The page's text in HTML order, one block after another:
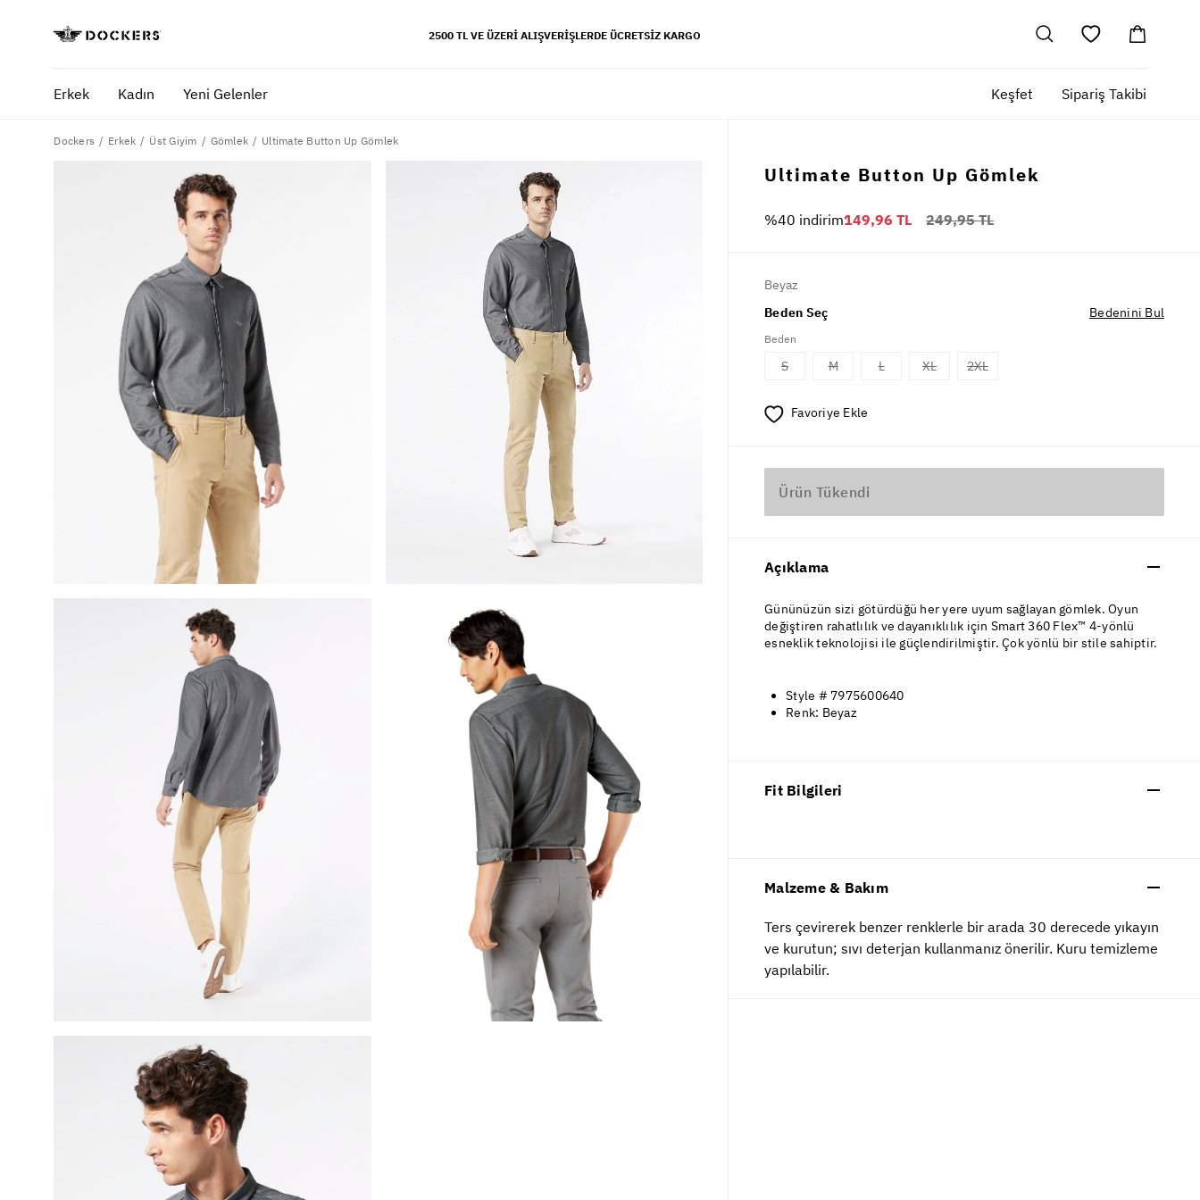
2500 TL VE ÜZERI ALIŞVERIŞLERDE ÜCRETSIZ KARGO
Erkek Kadın Yeni Gelenler Keşfet Sipariş Takibi
pantolon
ultimate chino pantolon
ona özel - erkek
ona özel - kadın
Dockers Erkek Üst Giyim Gömlek Ultimate Button Up Gömlek
Ultimate Button Up Gömlek
249,95 TL
%40 indirim149,96 TL
Beyaz
Beden Seç
Bedenini Bul
Beden
S M L XL 2XL
Favoriye Ekle
Ürün Tükendi
Açıklama
Gününüzün sizi götürdüğü her yere uyum sağlayan gömlek. Oyun
değiştiren rahatlılık ve dayanıklılık için Smart 360 Flex™ 4-yönlü
esneklik teknolojisi ile güçlendirilmiştir. Çok yönlü bir stile sahiptir.
Style # 7975600640
Renk: Beyaz
Fit Bilgileri
Malzeme & Bakım
Ters çevirerek benzer renklerle bir arada 30 derecede yıkayın
ve kurutun; sıvı deterjan kullanmanız önerilir. Kuru temizleme
yapılabilir.